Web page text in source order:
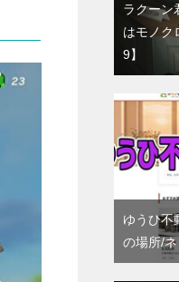
ラクーン
はモノク
9】
ゆうひ不
の場所/ネ